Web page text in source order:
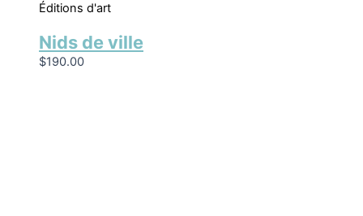
Éditions d'art
Nids de ville
$190.00